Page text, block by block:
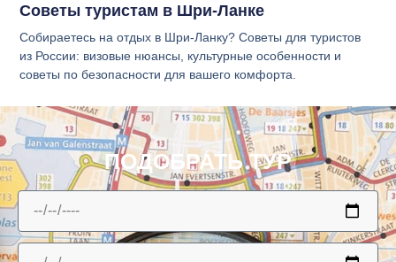
Советы туристам в Шри-Ланке
Собираетесь на отдых в Шри-Ланку? Советы для туристов
из России: визовые нюансы, культурные особенности и
советы по безопасности для вашего комфорта.
ПОДОБРАТЬ ТУР